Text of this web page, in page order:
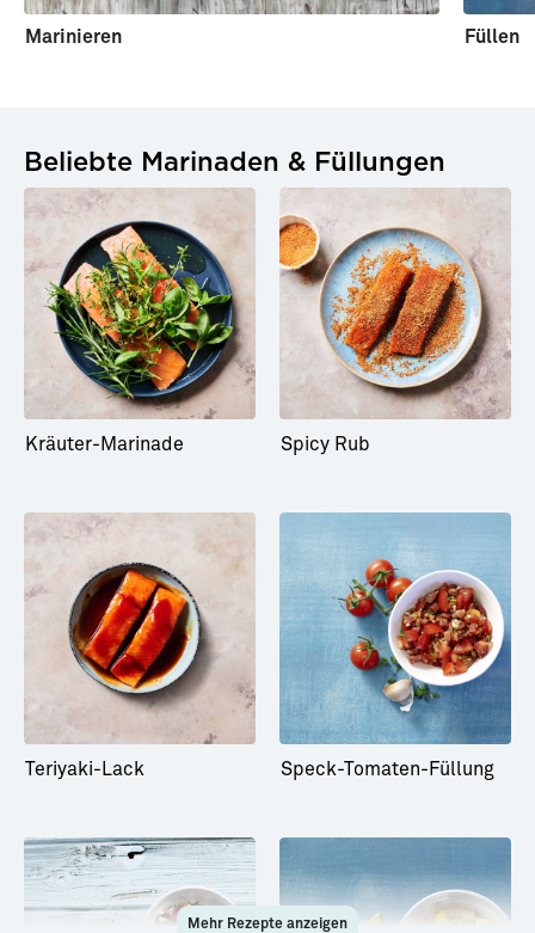
Marinieren Füllen
Beliebte Marinaden & Füllungen
Kräuter-Marinade Spicy Rub
Teriyaki-Lack Speck-Tomaten-Füllung
Mehr Rezepte anzeigen